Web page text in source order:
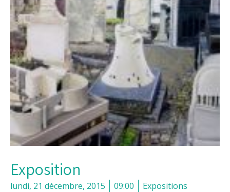
Exposition
lundi, 21 décembre, 2015 09:00 Expositions